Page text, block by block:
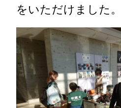
をいただけました。